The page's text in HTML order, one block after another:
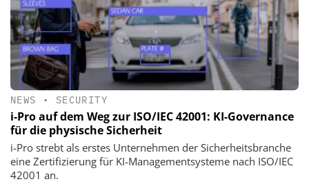
NEWS • SECURITY
i-Pro auf dem Weg zur ISO/IEC 42001: KI-Governance
für die physische Sicherheit
i-Pro strebt als erstes Unternehmen der Sicherheitsbranche
eine Zertifizierung für KI-Managementsysteme nach ISO/IEC
42001 an.